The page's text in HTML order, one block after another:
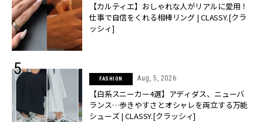
【カルティエ】おしゃれな人がリアルに愛用！
仕事で自信をくれる相棒リング | CLASSY.[クラ
ッシィ]
FASHION Aug, 5, 2026
【白系スニーカー4選】アディダス、ニューバ
ランス…歩きやすさとオシャレを両立する万能
シューズ | CLASSY.[クラッシィ]